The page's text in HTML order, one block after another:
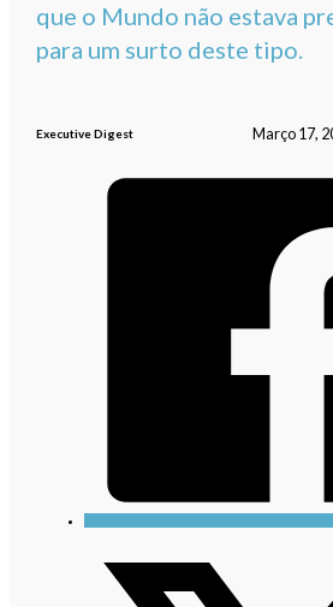
que o Mundo não estava
para um surto deste tipo.
Executive Digest Março 17,